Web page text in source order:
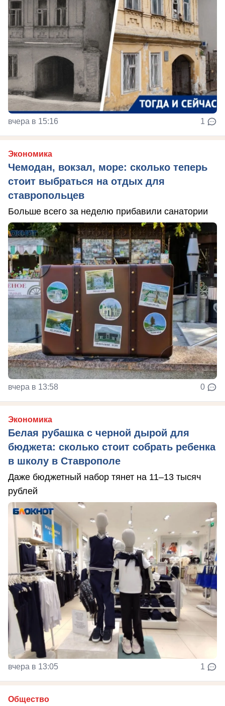
вчера в 15:16 1
Экономика
Чемодан, вокзал, море: сколько теперь
стоит выбраться на отдых для
ставропольцев
Больше всего за неделю прибавили санатории
вчера в 13:58 0
Экономика
Белая рубашка с черной дырой для
бюджета: сколько стоит собрать ребенка
в школу в Ставрополе
Даже бюджетный набор тянет на 11–13 тысяч
рублей
вчера в 13:05 1
Общество